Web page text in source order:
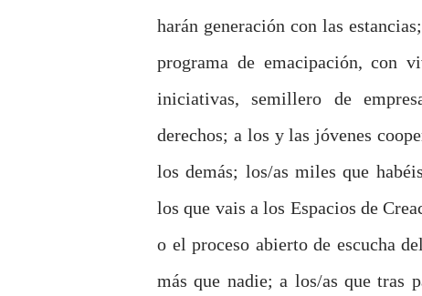
harán generación con las
programa de emacipación, con
iniciativas, semillero de
derechos; a los y las jóvenes
los demás; los/as miles que
los que vais a los Espacios de
o el proceso abierto de escucha
más que nadie; a los/as que tras